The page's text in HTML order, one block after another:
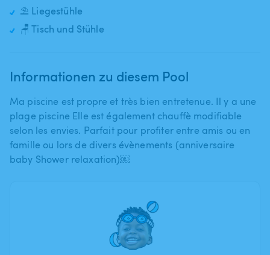
⛱️ Liegestühle
🪑 Tisch und Stühle
Informationen zu diesem Pool
Ma piscine est propre et très bien entretenue. Il y a une
plage piscine Elle est également chauffè modifiable
selon les envies. Parfait pour profiter entre amis ou en
famille ou lors de divers évènements (anniversaire
baby Shower relaxation)￼